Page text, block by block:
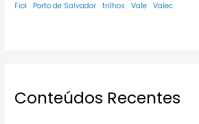
Fiol Porto de Salvador trilhos Vale Valec
Conteúdos Recentes